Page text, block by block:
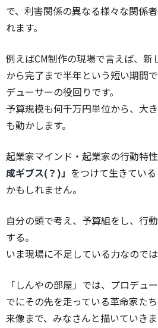
で、利害関係の異なる様々な関係
れます。
例えばCM制作の現場で言えば、新
から完了まで半年という短い期間
デューサーの役回りです。
予算規模も何千万円単位から、大
も動かします。
起業家マインド・起業家の行動特
成ギブス(？)」 をつけて生きてい
かもしれません。
自分の頭で考え、予算組をし、行
する。
いま現場に不足している力なので
「しんやの部屋」では、プロデュ
でにその先を走っている革命家た
来像まで、みなさんと描いていきま